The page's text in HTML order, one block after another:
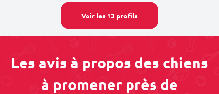
Voir les 13 profils
Les avis à propos des chiens
à promener près de